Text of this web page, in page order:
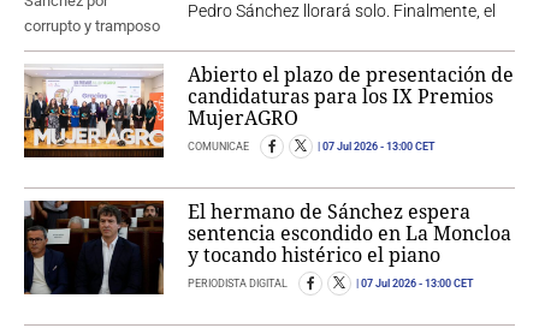
Pedro Sánchez llorará solo. Finalmente, el
Abierto el plazo de presentación de
candidaturas para los IX Premios
MujerAGRO
COMUNICAE 07 Jul 2026 - 13:00 CET
El hermano de Sánchez espera
sentencia escondido en La Moncloa
y tocando histérico el piano
PERIODISTA DIGITAL 07 Jul 2026 - 13:00 CET